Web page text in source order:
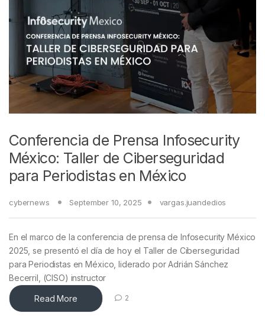
Conferencia de Prensa Infosecurity
México: Taller de Ciberseguridad
para Periodistas en México
cybernews September 10, 2025 vargas.juandedios
En el marco de la conferencia de prensa de Infosecurity México
2025, se presentó el día de hoy el Taller de Ciberseguridad
para Periodistas en México, liderado por Adrián Sánchez
Becerril, (CISO) instructor
Read More 2